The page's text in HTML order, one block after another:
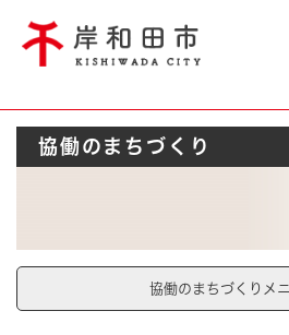
Foreign language
防災・緊急情報
とじる
協働のまちづくり
協働のまちづくりメ